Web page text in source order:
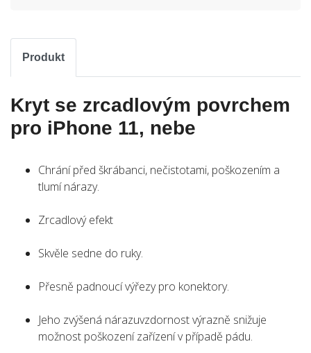
Produkt
Kryt se zrcadlovým povrchem
pro iPhone 11, nebe
Chrání před škrábanci, nečistotami, poškozením a
tlumí nárazy.
Zrcadlový efekt
Skvěle sedne do ruky.
Přesně padnoucí výřezy pro konektory.
Jeho zvýšená nárazuvzdornost výrazně snižuje
možnost poškození zařízení v případě pádu.